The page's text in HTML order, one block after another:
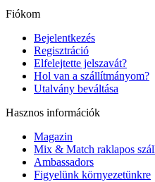
Fiókom
Bejelentkezés
Regisztráció
Elfelejtette jelszavát?
Hol van a szállítmányom?
Utalvány beváltása
Hasznos információk
Magazin
Mix & Match raklapos
Ambassadors
Figyelünk környezetünkre